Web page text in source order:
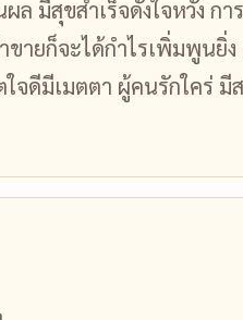
มีสุขสำเร็จดังใจหวัง ก
ขายก็จะได้กำไรเพิ่มพูน
จดีมีเมตตา ผู้คนรักใคร่